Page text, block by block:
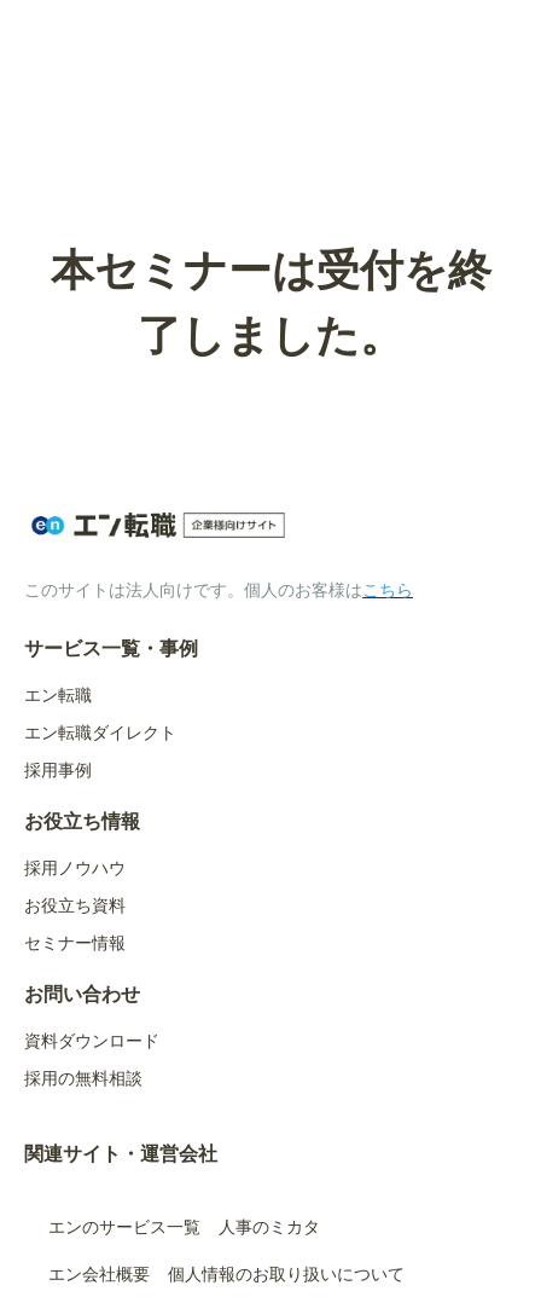
本セミナーは受付を終
了しました。
このサイトは法人向けです。個人のお客様はこちら
サービス一覧・事例
エン転職
エン転職ダイレクト
採用事例
お役立ち情報
採用ノウハウ
お役立ち資料
セミナー情報
お問い合わせ
資料ダウンロード
採用の無料相談
関連サイト・運営会社
エンのサービス一覧 人事のミカタ
エン会社概要 個人情報のお取り扱いについて